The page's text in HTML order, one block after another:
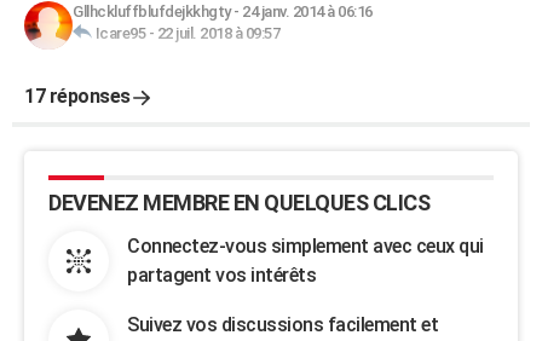
Gllhckluffblufdejkkhgty- 24 janv. 2014 à 06:16
Icare95- 22 juil. 2018 à 09:57
17 réponses
DEVENEZ MEMBRE EN QUELQUES CLICS
Connectez-vous simplement avec ceux qui
partagent vos intérêts
Suivez vos discussions facilement et